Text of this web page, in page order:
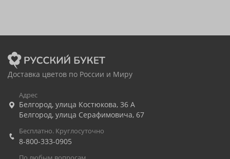
Доставка цветов по России и Миру
Адрес
Белгород, улица Костюкова, 36 А
Белгород, улица Серафимовича, 67
Бесплатно. Круглосуточно
8-800-333-0905